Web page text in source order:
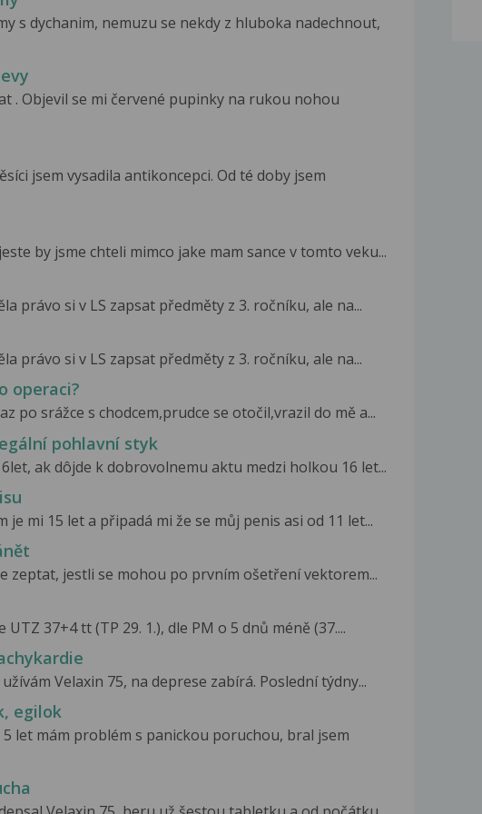
s dychanim, nemuzu se nekdy z hluboka nadechnout,
. Objevil se mi červené pupinky na rukou nohou
jsem vysadila antikoncepci. Od té doby jsem
by jsme chteli mimco jake mam sance v tomto veku...
právo si v LS zapsat předměty z 3. ročníku, ale na...
právo si v LS zapsat předměty z 3. ročníku, ale na...
operaci?
po srážce s chodcem,prudce se otočil,vrazil do mě a...
pohlavní styk
ak dôjde k dobrovolnemu aktu medzi holkou 16 let...
je mi 15 let a připadá mi že se můj penis asi od 11 let...
zeptat, jestli se mohou po prvním ošetření vektorem...
37+4 tt (TP 29. 1.), dle PM o 5 dnů méně (37....
Velaxin 75, na deprese zabírá. Poslední týdny...
egilok
5 let mám problém s panickou poruchou, bral jsem